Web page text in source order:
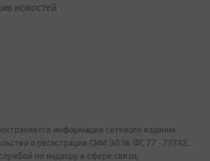
новостей
информация сетевого издания
о регистрации СМИ ЭЛ № ФС 77 - 72742,
по надзору в сфере связи,